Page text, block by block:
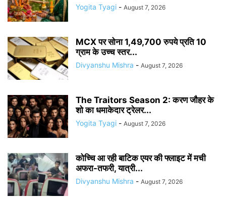
Yogita Tyagi - August 7, 2026
MCX पर सोना 1,49,700 रुपये प्रति 10
ग्राम के उच्च स्तर...
Divyanshu Mishra - August 7, 2026
The Traitors Season 2: करण जौहर के
शो का धमाकेदार ट्रेलर...
Yogita Tyagi - August 7, 2026
कोच्चि आ रही बाटिक एयर की फ्लाइट में मची
अफरा-तफरी, यात्री...
Divyanshu Mishra - August 7, 2026